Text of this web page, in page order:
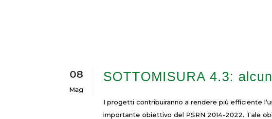
08
Mag
SOTTOMISURA 4.3:
I progetti contribuiranno a rendere più efficiente
importante obiettivo del PSRN 2014-2022. Tale